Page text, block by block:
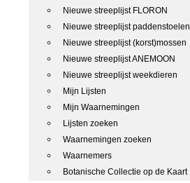
Nieuwe streeplijst FLORON
Nieuwe streeplijst paddenstoelen
Nieuwe streeplijst (korst)mossen
Nieuwe streeplijst ANEMOON
Nieuwe streeplijst weekdieren
Mijn Lijsten
Mijn Waarnemingen
Lijsten zoeken
Waarnemingen zoeken
Waarnemers
Botanische Collectie op de Kaart